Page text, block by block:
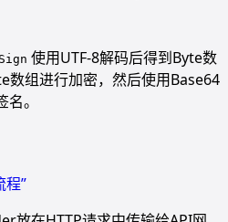
使用UTF-8解码后得到Byte数
数组进行加密，然后使用Base64
。
”